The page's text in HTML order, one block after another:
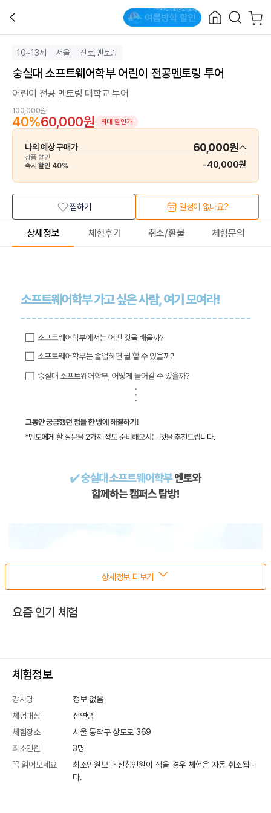
10~13세 서울 진로,멘토링
숭실대 소프트웨어학부 어린이 전공멘토링 투어
어린이 전공 멘토링 대학교 투어
100,000원
40%60,000원 최대 할인가
나의 예상 구매가 60,000원
상품 할인
즉시 할인 40% -40,000원
찜하기 일정이 없나요?
상세정보 체험후기 취소/환불 체험문의
상세정보 더보기
요즘 인기 체험
체험정보
강사명
정보 없음
체험대상
전연령
체험장소
서울 동작구 상도로 369
최소인원
3명
꼭 읽어보세요
최소인원보다 신청인원이 적을 경우 체험은 자동 취소됩니
다.